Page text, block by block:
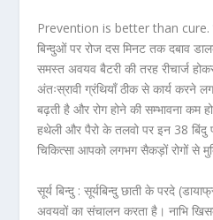
Prevention is better than cure.
बिन्दुओं पर रोज दस मिनट तक दबाव
समस्त अवयव बैटरी की तरह रीचार्ज
अंतःस्रावी ग्रंथियाँ ठीक से कार्य करने
बढ़ती है और रोग होने की सम्भावना कम
हथेली और पैरो के तलवो पर इन 38 बिंदु
चिकित्सा आपको लगभगसैकड़ों रोगोंसे
सूर्य बिन्दु : सूर्यबिन्दु छाती के परदे
अवयवों का संचालन करता है। नाभि